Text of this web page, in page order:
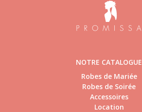
NOTRE CATALOGUE
Robes de Mariée
Robes de Soirée
Accessoires
Location